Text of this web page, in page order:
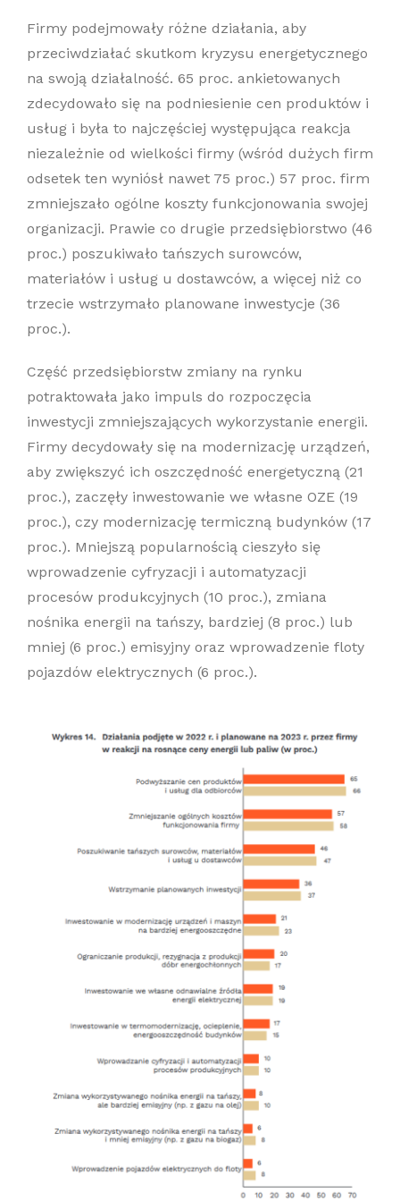
Firmy podejmowały różne działania, aby
przeciwdziałać skutkom kryzysu energetycznego
na swoją działalność. 65 proc. ankietowanych
zdecydowało się na podniesienie cen produktów i
usług i była to najczęściej występująca reakcja
niezależnie od wielkości firmy (wśród dużych firm
odsetek ten wyniósł nawet 75 proc.) 57 proc. firm
zmniejszało ogólne koszty funkcjonowania swojej
organizacji. Prawie co drugie przedsiębiorstwo (46
proc.) poszukiwało tańszych surowców,
materiałów i usług u dostawców, a więcej niż co
trzecie wstrzymało planowane inwestycje (36
proc.).
Część przedsiębiorstw zmiany na rynku
potraktowała jako impuls do rozpoczęcia
inwestycji zmniejszających wykorzystanie energii.
Firmy decydowały się na modernizację urządzeń,
aby zwiększyć ich oszczędność energetyczną (21
proc.), zaczęły inwestowanie we własne OZE (19
proc.), czy modernizację termiczną budynków (17
proc.). Mniejszą popularnością cieszyło się
wprowadzenie cyfryzacji i automatyzacji
procesów produkcyjnych (10 proc.), zmiana
nośnika energii na tańszy, bardziej (8 proc.) lub
mniej (6 proc.) emisyjny oraz wprowadzenie floty
pojazdów elektrycznych (6 proc.).